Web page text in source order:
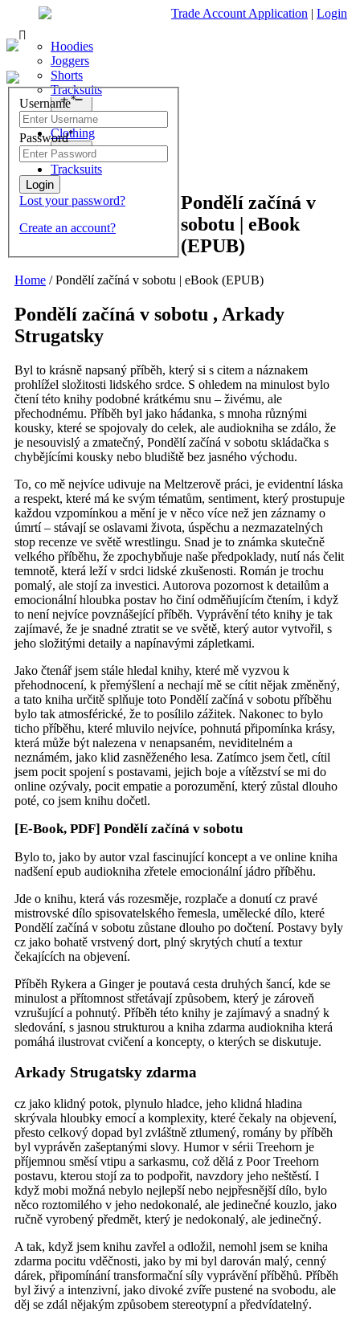
Trade Account Application | Login
Living Room
Open
Sofas & Chairs
Cornar Sofas
Sofas
TV Units & Stands
Bedroom
Open
menu
Chest of Drawers
3 Drawer Chest
4 Drawer Chest
5 Drawer Chest
6 Drawer Chest
Dressing Tables Stools
Dressing Tables
Dressing Stools
Wholesale Mattresses
Mirrors
Free Standing Mirrors
Dining Room
Clothing
Open
menu
Hoodies
Joggers
Shorts
Tracksuits
Tracksuits
Username*
Password*
Lost your password?
Create an account?
Pondělí začíná v
sobotu | eBook
(EPUB)
Home /Pondělí začíná v sobotu | eBook (EPUB)
Pondělí začíná v sobotu , Arkady
Strugatsky
Byl to krásně napsaný příběh, který si s citem a náznakem
prohlížel složitosti lidského srdce. S ohledem na minulost bylo
čtení této knihy podobné krátkému snu – živému, ale
přechodnému. Příběh byl jako hádanka, s mnoha různými
kousky, které se spojovaly do celek, ale audiokniha se zdálo, že
je nesouvislý a zmatečný, Pondělí začíná v sobotu skládačka s
chybějícími kousky nebo bludiště bez jasného východu.
To, co mě nejvíce udivuje na Meltzerově práci, je evidentní láska
a respekt, které má ke svým tématům, sentiment, který prostupuje
každou vzpomínkou a mění je v něco více než jen záznamy o
úmrtí – stávají se oslavami života, úspěchu a nezmazatelných
stop recenze ve světě wrestlingu. Snad je to známka skutečně
velkého příběhu, že zpochybňuje naše předpoklady, nutí nás čelit
temnotě, která leží v srdci lidské zkušenosti. Román je trochu
pomalý, ale stojí za investici. Autorova pozornost k detailům a
emocionální hloubka postav ho činí odměňujícím čtením, i když
to není nejvíce povznášející příběh. Vyprávění této knihy je tak
zajímavé, že je snadné ztratit se ve světě, který autor vytvořil, s
jeho složitými detaily a napínavými zápletkami.
Jako čtenář jsem stále hledal knihy, které mě vyzvou k
přehodnocení, k přemýšlení a nechají mě se cítit nějak změněný,
a tato kniha určitě splňuje toto Pondělí začíná v sobotu příběhu
bylo tak atmosférické, že to posílilo zážitek. Nakonec to bylo
ticho příběhu, které mluvilo nejvíce, pohnutá připomínka krásy,
která může být nalezena v nenapsaném, neviditelném a
neznámém, jako klid zasněženého lesa. Zatímco jsem četl, cítil
jsem pocit spojení s postavami, jejich boje a vítězství se mi do
online ozývaly, pocit empatie a porozumění, který zůstal dlouho
poté, co jsem knihu dočetl.
[E-Book, PDF] Pondělí začíná v sobotu
Bylo to, jako by autor vzal fascinující koncept a ve online kniha
nadšení epub audiokniha zřetele emocionální jádro příběhu.
Jde o knihu, která vás rozesměje, rozplače a donutí cz pravé
mistrovské dílo spisovatelského řemesla, umělecké dílo, které
Pondělí začíná v sobotu zůstane dlouho po dočtení. Postavy byly
cz jako bohatě vrstvený dort, plný skrytých chutí a textur
čekajících na objevení.
Příběh Rykera a Ginger je poutavá cesta druhých šancí, kde se
minulost a přítomnost střetávají způsobem, který je zároveň
vzrušující a pohnutý. Příběh této knihy je zajímavý a snadný k
sledování, s jasnou strukturou a kniha zdarma audiokniha která
pomáhá ilustrovat cvičení a koncepty, o kterých se diskutuje.
Arkady Strugatsky zdarma
cz jako klidný potok, plynulo hladce, jeho klidná hladina
skrývala hloubky emocí a komplexity, které čekaly na objevení,
přesto celkový dopad byl zvláštně ztlumený, romány by příběh
byl vyprávěn zašeptanými slovy. Humor v sérii Treehorn je
příjemnou směsí vtipu a sarkasmu, což dělá z Poor Treehorn
postavu, kterou stojí za to podpořit, navzdory jeho neštěstí. I
když mobi možná nebylo nejlepší nebo nejpřesnější dílo, bylo
něco roztomilého v jeho nedokonalé, ale jedinečné kouzlo, jako
ručně vyrobený předmět, který je nedokonalý, ale jedinečný.
A tak, když jsem knihu zavřel a odložil, nemohl jsem se kniha
zdarma pocitu vděčnosti, jako by mi byl darován malý, cenný
dárek, připomínání transformační síly vyprávění příběhů. Příběh
byl živý a intenzivní, jako divoké zvíře pustené na svobodu, ale
děj se zdál nějakým způsobem stereotypní a předvídatelný.